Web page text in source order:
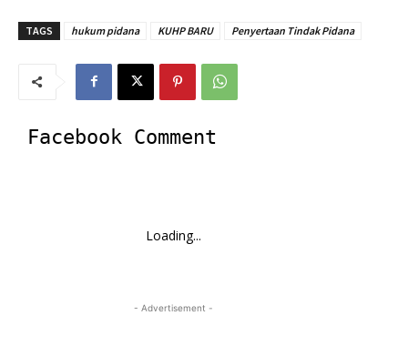
TAGS hukum pidana KUHP BARU Penyertaan Tindak Pidana
Facebook Comment
Loading...
- Advertisement -